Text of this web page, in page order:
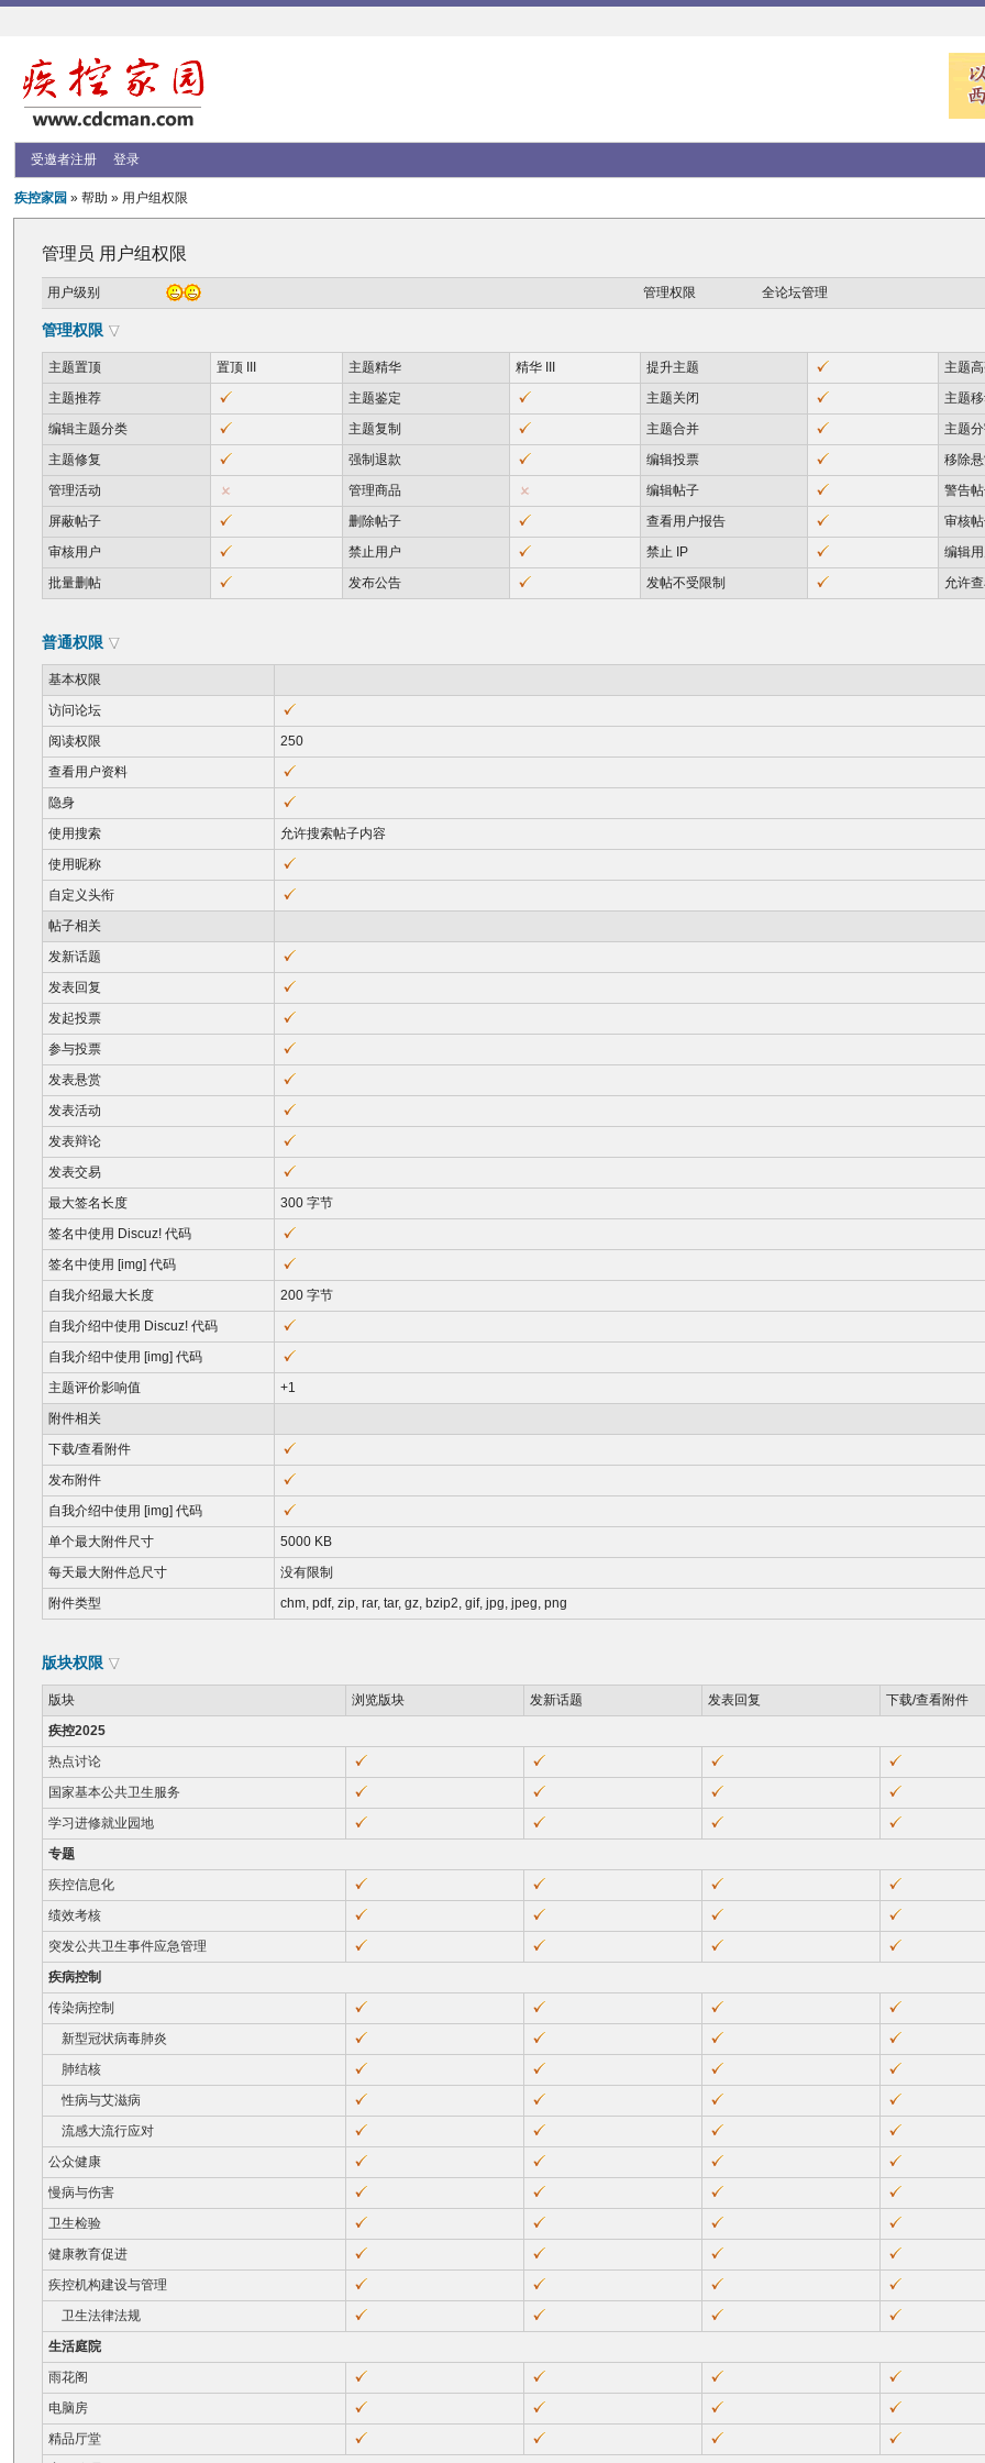
受邀者注册 登录
疾控家园 » 帮助 » 用户组权限
管理员 用户组权限
用户级别 管理权限 全论坛管理
管理权限
主题置顶 置顶 III 主题精华 精华 III 提升主题
主题
主题推荐
主题鉴定 主题关闭
主题
编辑主题分类
主题复制 主题合并
主题
主题修复
强制退款 编辑投票
移除
管理活动
管理商品 编辑帖子
警告
屏蔽帖子
删除帖子 查看用户报告
审核
审核用户
禁止用户 禁止 IP
编辑
批量删帖
发布公告 发帖不受限制 允许
普通权限
基本权限
访问论坛
阅读权限
250
查看用户资料
隐身
使用搜索
允许搜索帖子内容
使用昵称
自定义头衔
帖子相关
发新话题
发表回复
发起投票
参与投票
发表悬赏
发表活动
发表辩论
发表交易
最大签名长度
300 字节
签名中使用 Discuz! 代码
签名中使用 [img] 代码
自我介绍最大长度
200 字节
自我介绍中使用 Discuz! 代码
自我介绍中使用 [img] 代码
主题评价影响值
+1
附件相关
下载/查看附件
发布附件
自我介绍中使用 [img] 代码
单个最大附件尺寸
5000 KB
每天最大附件总尺寸
没有限制
附件类型
chm, pdf, zip, rar, tar, gz, bzip2, gif, jpg, jpeg, png
版块权限
版块 浏览版块 发新话题 发表回复
下载/查看附件
疾控2025
热点讨论
国家基本公共卫生服务
学习进修就业园地
专题
疾控信息化
绩效考核
突发公共卫生事件应急管理
疾病控制
传染病控制
新型冠状病毒肺炎
肺结核
性病与艾滋病
流感大流行应对
公众健康
慢病与伤害
卫生检验
健康教育促进
疾控机构建设与管理
卫生法律法规
生活庭院
雨花阁
电脑房
精品厅堂